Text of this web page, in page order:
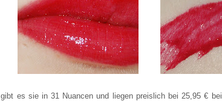
gibt es sie in 31 Nuancen und liegen preislich bei 25,95 € bei